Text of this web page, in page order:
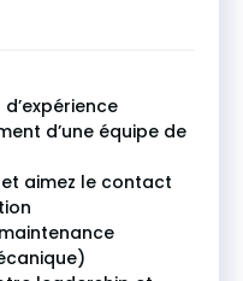
d’une équipe de
aimez le contact